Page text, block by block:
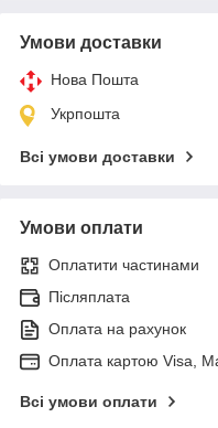
Умови доставки
Нова Пошта
Укрпошта
Всі умови доставки
Умови оплати
Оплатити частинами
Післяплата
Оплата на рахунок
Оплата картою Visa,
Всі умови оплати